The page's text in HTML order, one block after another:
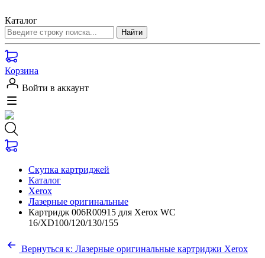
Каталог
Корзина
Войти в аккаунт
Скупка картриджей
Каталог
Xerox
Лазерные оригинальные
Картридж 006R00915 для Xerox WC
16/XD100/120/130/155
Вернуться к: Лазерные оригинальные картриджи Xerox